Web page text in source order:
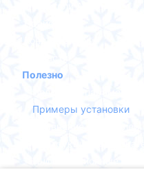
Полезно
Примеры установки